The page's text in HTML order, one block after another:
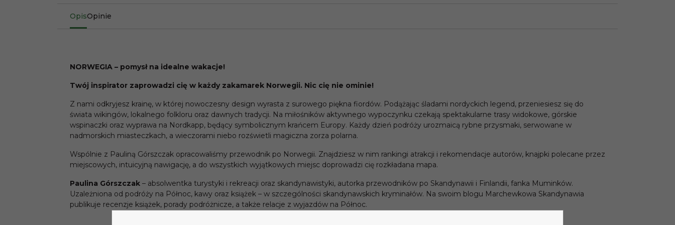
OpisOpinie
NORWEGIA – pomysł na idealne wakacje!
Twój inspirator zaprowadzi cię w każdy zakamarek Norwegii. Nic cię nie ominie!
Z nami odkryjesz krainę, w której nowoczesny design wyrasta z surowego piękna fiordów. Podążając śladami nordyckich legend, przeniesiesz się do
świata wikingów, lokalnego folkloru oraz dawnych tradycji. Na miłośników aktywnego wypoczynku czekają spektakularne trasy widokowe, górskie
wspinaczki oraz wyprawa na Nordkapp, będący symbolicznym krańcem Europy. Każdy dzień podróży urozmaicą rybne przysmaki, serwowane w
nadmorskich miasteczkach, a wieczorami niebo rozświetli magiczna zorza polarna.
Wspólnie z Pauliną Górszczak opracowaliśmy przewodnik po Norwegii. Znajdziesz w nim rankingi atrakcji i rekomendacje autorów, knajpki polecane przez
miejscowych, intuicyjną nawigację, a do wszystkich wyjątkowych miejsc doprowadzi cię rozkładana mapa.
Paulina Górszczak – absolwentka turystyki i rekreacji oraz skandynawistyki, autorka przewodników po Skandynawii i Finlandii, fanka Muminków.
Uzależniona od podróży na Północ, kawy oraz książek – w szczególności skandynawskich kryminałów. Na swoim blogu Marchewkowa Skandynawia
publikuje recenzje książek, porady podróżnicze, a także relacje z wyjazdów na Północ.